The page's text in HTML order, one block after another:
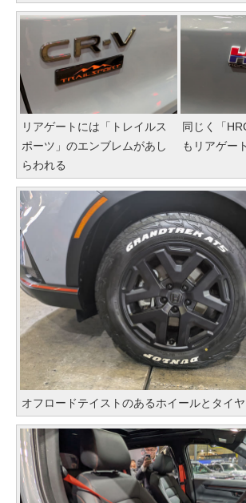
リアゲートには「トレイルス
ポーツ」のエンブレムがあし
らわれる
同じく「
もリアゲー
オフロードテイストのあるホイールとタイ